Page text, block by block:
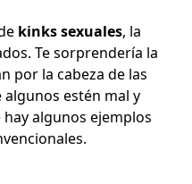
kinks sexuales, la
Te sorprendería la
por la cabeza de las
estén mal y
algunos ejemplos